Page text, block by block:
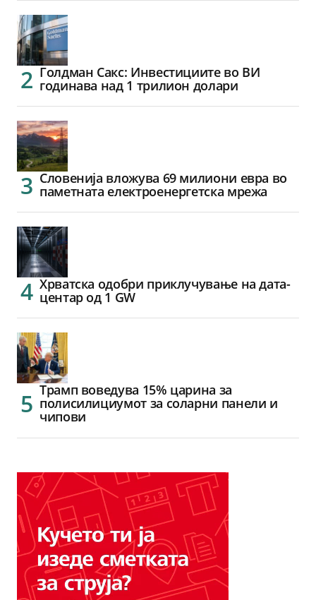
Голдман Сакс: Инвестициите во ВИ
годинава над 1 трилион долари
Словенија вложува 69 милиони евра во
паметната електроенергетска мрежа
Хрватска одобри приклучување на дата-
центар од 1 GW
Трамп воведува 15% царина за
полисилициумот за соларни панели и
чипови